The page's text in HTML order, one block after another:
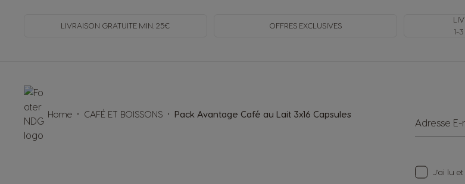
LIVRAISON GRATUITE MIN. 25€ OFFRES EXCLUSIVES
1-
Adresse E-
J’ai lu
Home CAFÉ ET BOISSONS Pack Avantage Café au Lait 3x16 Capsules